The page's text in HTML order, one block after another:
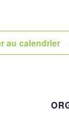
au calendrier